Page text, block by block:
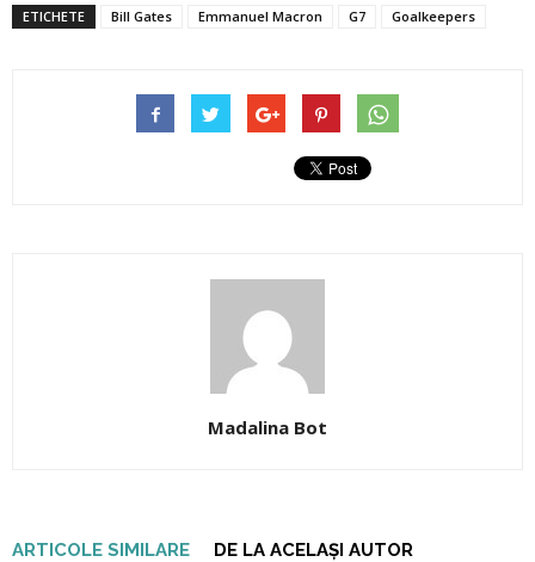
ETICHETE Bill Gates Emmanuel Macron G7 Goalkeepers
Madalina Bot
ARTICOLE SIMILARE DE LA ACELAȘI AUTOR